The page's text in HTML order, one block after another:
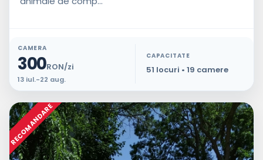
joaca
Curte
Animale
de
companie
CAMERA
300RON/zi
13 iul.-22 aug.
CAPACITATE
51 locuri • 19 camere
RECOMANDARE